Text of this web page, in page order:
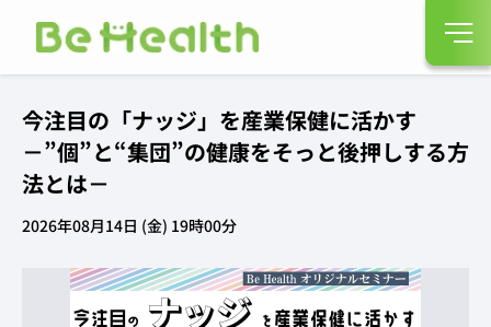
今注目の「ナッジ」を産業保健に活かす
－”個”と“集団”の健康をそっと後押しする方
法とは－
2026年08月14日 (金) 19時00分